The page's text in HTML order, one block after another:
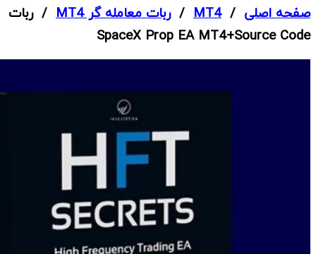
looking
for?
صفحه اصلی /
MT4
/ربات معامله گر MT4
/ ربات
SpaceX Prop EA MT4+Source Code